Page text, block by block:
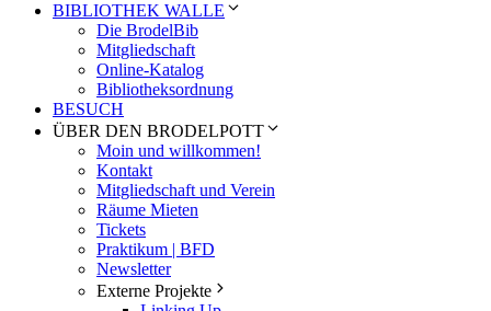
BIBLIOTHEK WALLE
Die BrodelBib
Mitgliedschaft
Online-Katalog
Bibliotheksordnung
BESUCH
ÜBER DEN BRODELPOTT
Moin und willkommen!
Kontakt
Mitgliedschaft und Verein
Räume Mieten
Tickets
Praktikum | BFD
Newsletter
Externe Projekte